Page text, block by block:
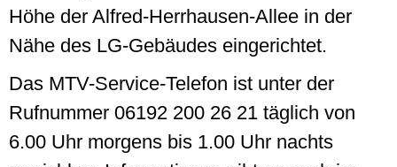
Höhe der Alfred-Herrhausen-Allee in der
Nähe des LG-Gebäudes eingerichtet.
Das MTV-Service-Telefon ist unter der
Rufnummer 06192 200 26 21 täglich von
6.00 Uhr morgens bis 1.00 Uhr nachts